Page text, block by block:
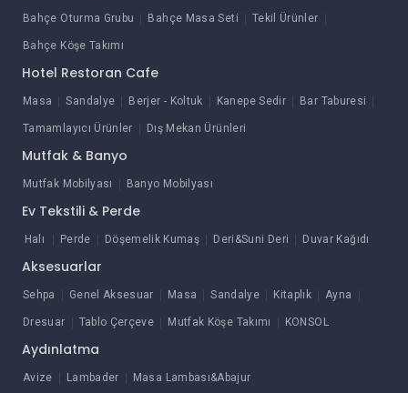
Bahçe Oturma Grubu Bahçe Masa Seti Tekil Ürünler
Bahçe Köşe Takımı
Hotel Restoran Cafe
Masa Sandalye Berjer - Koltuk Kanepe Sedir Bar Taburesi
Tamamlayıcı Ürünler Dış Mekan Ürünleri
Mutfak & Banyo
Mutfak Mobilyası Banyo Mobilyası
Ev Tekstili & Perde
Halı Perde Döşemelik Kumaş Deri&Suni Deri Duvar Kağıdı
Aksesuarlar
Sehpa Genel Aksesuar Masa Sandalye Kitaplık Ayna
Dresuar Tablo Çerçeve Mutfak Köşe Takımı KONSOL
Aydınlatma
Avize Lambader Masa Lambası&Abajur